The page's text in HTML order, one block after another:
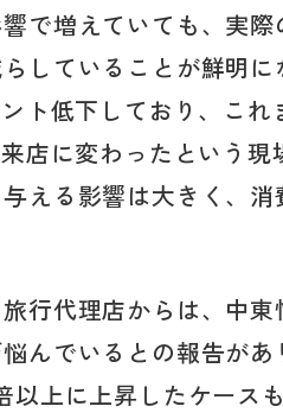
で増えていても、実際
していることが鮮明に
ト低下しており、これ
店に変わったという現
える影響は大きく、消
行代理店からは、中東
んでいるとの報告があ
上に上昇したケース